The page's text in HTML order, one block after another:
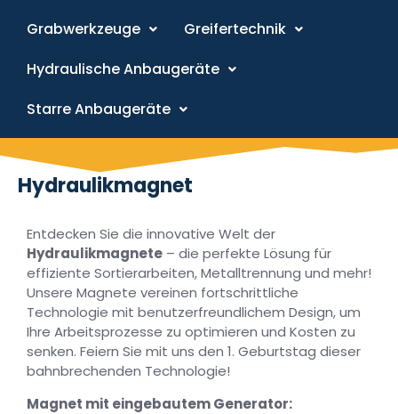
Grabwerkzeuge
Greifertechnik
Hydraulische Anbaugeräte
Starre Anbaugeräte
Hydraulikmagnet
Entdecken Sie die innovative Welt der
Hydraulikmagnete – die perfekte Lösung für
effiziente Sortierarbeiten, Metalltrennung und mehr!
Unsere Magnete vereinen fortschrittliche
Technologie mit benutzerfreundlichem Design, um
Ihre Arbeitsprozesse zu optimieren und Kosten zu
senken. Feiern Sie mit uns den 1. Geburtstag dieser
bahnbrechenden Technologie!
Magnet mit eingebautem Generator: